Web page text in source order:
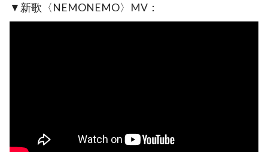
▼新歌〈NEMONEMO〉MV：